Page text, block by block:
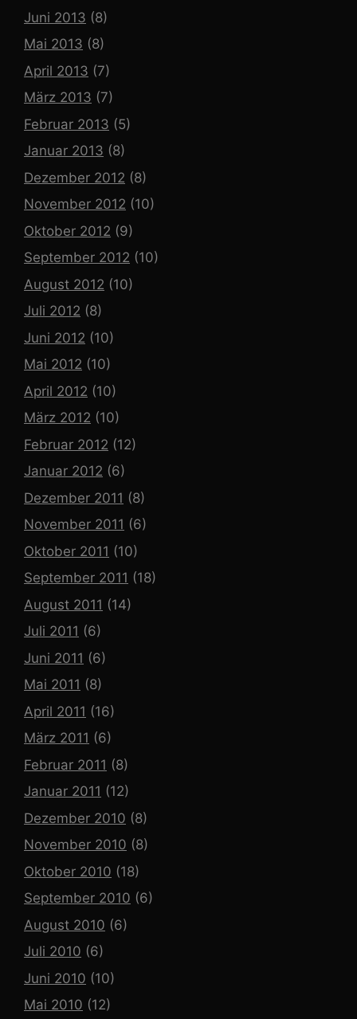
Juni 2013 (8)
Mai 2013 (8)
April 2013 (7)
März 2013 (7)
Februar 2013 (5)
Januar 2013 (8)
Dezember 2012 (8)
November 2012 (10)
Oktober 2012 (9)
September 2012 (10)
August 2012 (10)
Juli 2012 (8)
Juni 2012 (10)
Mai 2012 (10)
April 2012 (10)
März 2012 (10)
Februar 2012 (12)
Januar 2012 (6)
Dezember 2011 (8)
November 2011 (6)
Oktober 2011 (10)
September 2011 (18)
August 2011 (14)
Juli 2011 (6)
Juni 2011 (6)
Mai 2011 (8)
April 2011 (16)
März 2011 (6)
Februar 2011 (8)
Januar 2011 (12)
Dezember 2010 (8)
November 2010 (8)
Oktober 2010 (18)
September 2010 (6)
August 2010 (6)
Juli 2010 (6)
Juni 2010 (10)
Mai 2010 (12)